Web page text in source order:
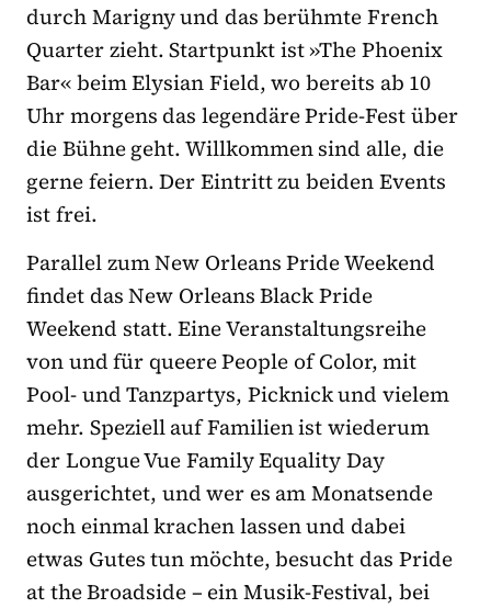
durch Marigny und das berühmte French
Quarter zieht. Startpunkt ist »The Phoenix
Bar« beim Elysian Field, wo bereits ab 10
Uhr morgens das legendäre Pride-Fest über
die Bühne geht. Willkommen sind alle, die
gerne feiern. Der Eintritt zu beiden Events
ist frei.
Parallel zum New Orleans Pride Weekend
findet das New Orleans Black Pride
Weekend statt. Eine Veranstaltungsreihe
von und für queere People of Color, mit
Pool- und Tanzpartys, Picknick und vielem
mehr. Speziell auf Familien ist wiederum
der Longue Vue Family Equality Day
ausgerichtet, und wer es am Monatsende
noch einmal krachen lassen und dabei
etwas Gutes tun möchte, besucht das Pride
at the Broadside – ein Musik-Festival, bei